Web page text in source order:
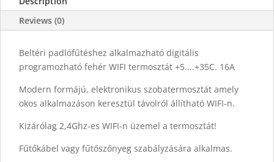
Reviews (0)
Beltéri padlófűtéshez alkalmazható digitális
programozható fehér WIFI termosztát +5....+35C. 16A
Modern formájú, elektronikus szobatermosztát amely
okos alkalmazáson keresztül távolról állítható WIFI-n.
Kizárólag 2,4Ghz-es WIFI-n üzemel a termosztát!
Fűtőkábel vagy fűtőszőnyeg szabályzására alkalmas.